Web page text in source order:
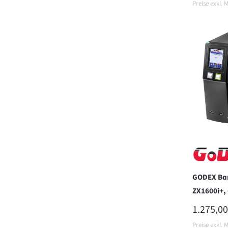
Preise exkl.
In
GODEX
Preise exkl.